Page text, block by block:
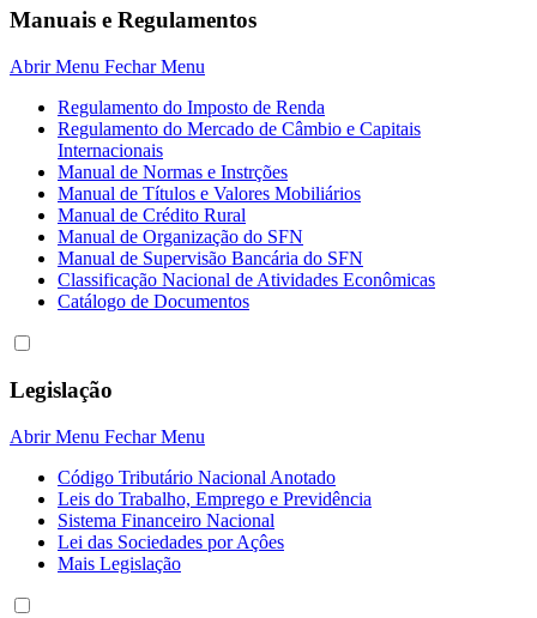
Manuais e Regulamentos
Abrir Menu Fechar Menu
Regulamento do Imposto de Renda
Regulamento do Mercado de Câmbio e Capitais
Internacionais
Manual de Normas e Instrções
Manual de Títulos e Valores Mobiliários
Manual de Crédito Rural
Manual de Organização do SFN
Manual de Supervisão Bancária do SFN
Classificação Nacional de Atividades Econômicas
Catálogo de Documentos
Legislação
Abrir Menu Fechar Menu
Código Tributário Nacional Anotado
Leis do Trabalho, Emprego e Previdência
Sistema Financeiro Nacional
Lei das Sociedades por Açôes
Mais Legislação